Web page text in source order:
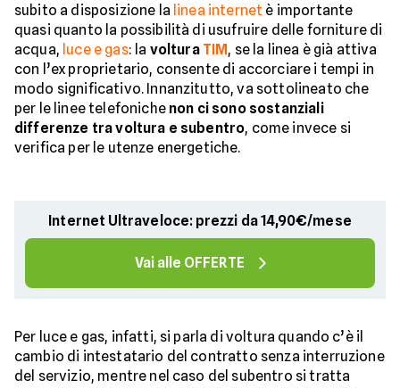
subito a disposizione la linea internet è importante
quasi quanto la possibilità di usufruire delle forniture di
acqua, luce e gas: la voltura TIM, se la linea è già attiva
con l’ex proprietario, consente di accorciare i tempi in
modo significativo. Innanzitutto, va sottolineato che
per le linee telefoniche non ci sono sostanziali
differenze tra voltura e subentro, come invece si
verifica per le utenze energetiche.
Internet Ultraveloce: prezzi da 14,90€/mese
Vai alle OFFERTE
Per luce e gas, infatti, si parla di voltura quando c’è il
cambio di intestatario del contratto senza interruzione
del servizio, mentre nel caso del subentro si tratta